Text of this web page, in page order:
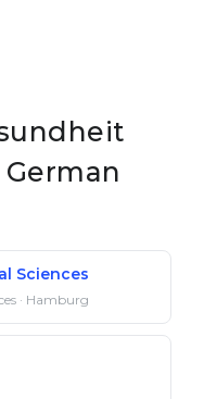
Sciences
· Hamburg